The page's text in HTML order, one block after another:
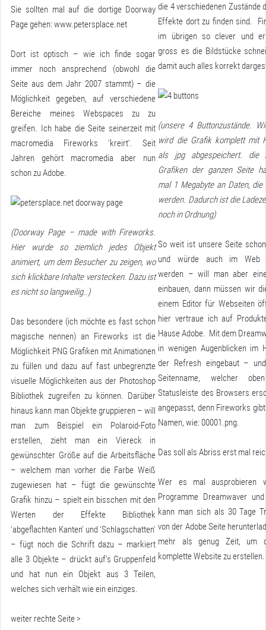
Sie sollten mal auf die dortige Doorway
Page gehen: www.petersplace.net
Dort ist optisch – wie ich finde sogar
immer noch ansprechend (obwohl die
Seite aus dem Jahr 2007 stammt) – die
Möglichkeit gegeben, auf verschiedene
Bereiche meines Webspaces zu zu
greifen. Ich habe die Seite seinerzeit mit
macromedia Fireworks ‘kreirt’. Seit
Jahren gehört macromedia aber nun
schon zu Adobe.
(Doorway Page – made with Fireworks.
Hier wurde so ziemlich jedes Objekt
animiert, um dem Besucher zu zeigen, wo
sich klickbare Inhalte verstecken. Dazu ist
es nicht so langweilig..)
Das besondere (ich möchte es fast schon
magische nennen) an Fireworks ist die
Möglichkeit PNG Grafiken mit Animationen
zu füllen und dazu auf fast unbegrenzte
visuelle Möglichkeiten aus der Photoshop
Bibliothek zugreifen zu können. Darüber
hinaus kann man Objekte gruppieren – will
man zum Beispiel ein Polaroid-Foto
erstellen, zieht man ein Viereck in
gewünschter Größe auf die Arbeitsfläche
– welchem man vorher die Farbe Weiß
zugewiesen hat – fügt die gewünschte
Grafik hinzu – spielt ein bisschen mit den
Werten der Effekte Bibliothek
‘abgeflachten Kanten’ und ‘Schlagschatten’
– fügt noch die Schrift dazu – markiert
alle 3 Objekte – drückt auf’s Gruppenfeld
und hat nun ein Objekt aus 3 Teilen,
welches sich verhält wie ein einziges.
weiter rechte Seite >
die 4 verschiedenen Zustände
Effekte dort zu finden sind.
im übrigen so clever und
gross es die Bildstücke
damit auch alles korrekt
(unsere 4 Buttonzustände.
wird die Grafik komplett mit
als jpg abgespeichert. die
Grafiken der ganzen Seite
mal 1 Megabyte an Daten, die
werden. Dadurch ist die
noch in Ordnung)
So weit ist unsere Seite
und würde auch im Web
werden – will man aber
einbauen, dann müssen wir
einem Editor für Webseiten
hier vertraue ich auf
Hause Adobe. Mit dem
in wenigen Augenblicken im
der Refresh eingebaut –
Seitenname, welcher
Statusleiste des Browsers
angepasst, denn Fireworks
Namen, wie: 00001.png.
Das soll als Abriss erst mal
Wer es mal ausprobieren
Programme Dreamwaver
kann man sich als 30 Tage
von der Adobe Seite
mehr als genug Zeit, um
komplette Website zu erstellen.